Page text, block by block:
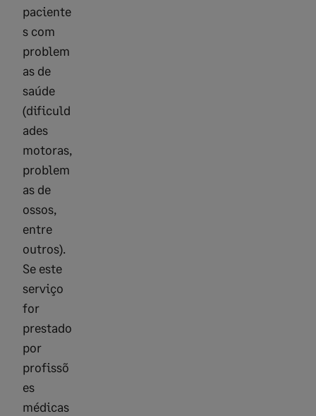
paciente
s com
problem
as de
saúde
(dificuld
ades
motoras,
problem
as de
ossos,
entre
outros).
Se este
serviço
for
prestado
por
profissõ
es
médicas